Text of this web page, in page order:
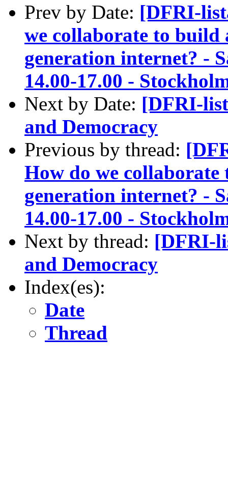
Prev by Date: [DFRI-
we collaborate to build
generation internet? -
14.00-17.00 -
Next by Date: [DFRI-
and Democracy
Previous by thread:
How do we
generation internet? -
14.00-17.00 -
Next by thread: [DFRI-
and Democracy
Index(es):
Date
Thread